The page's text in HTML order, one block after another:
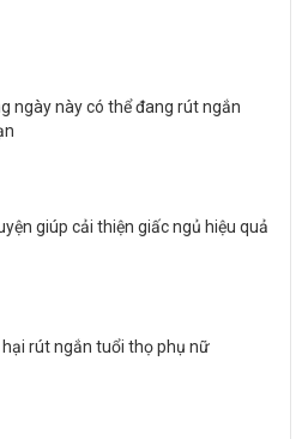
ngày này có thể đang rút ngắn
giúp cải thiện giấc ngủ hiệu quả
rút ngắn tuổi thọ phụ nữ